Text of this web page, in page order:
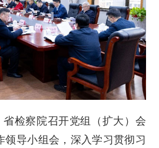
检察院召开党组（扩大）会
领导小组会，深入学习贯彻习